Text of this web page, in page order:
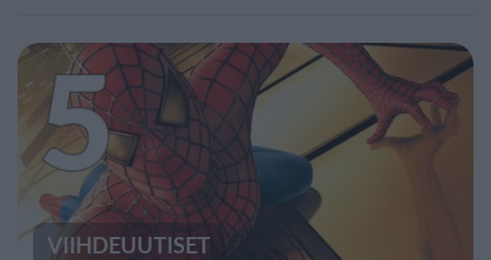
5
VIIHDEUUTISET